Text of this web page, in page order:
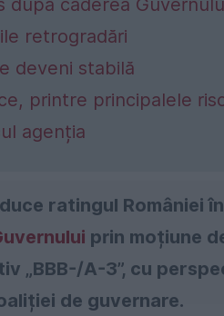
după căderea
retrogradări
deveni stabilă
printre principalele
agenția
ratingul României
prin moțiune
„BBB-/A-3”, cu
de guvernare.